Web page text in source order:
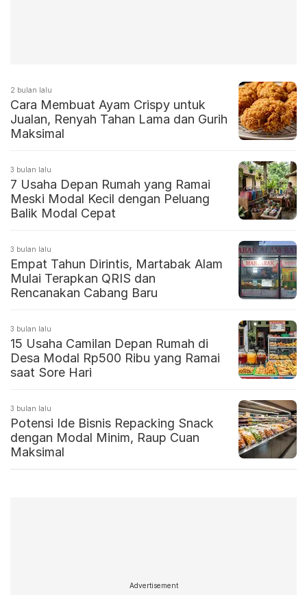
2 bulan lalu
Cara Membuat Ayam Crispy untuk
Jualan, Renyah Tahan Lama dan Gurih
Maksimal
3 bulan lalu
7 Usaha Depan Rumah yang Ramai
Meski Modal Kecil dengan Peluang
Balik Modal Cepat
3 bulan lalu
Empat Tahun Dirintis, Martabak Alam
Mulai Terapkan QRIS dan
Rencanakan Cabang Baru
3 bulan lalu
15 Usaha Camilan Depan Rumah di
Desa Modal Rp500 Ribu yang Ramai
saat Sore Hari
3 bulan lalu
Potensi Ide Bisnis Repacking Snack
dengan Modal Minim, Raup Cuan
Maksimal
Advertisement